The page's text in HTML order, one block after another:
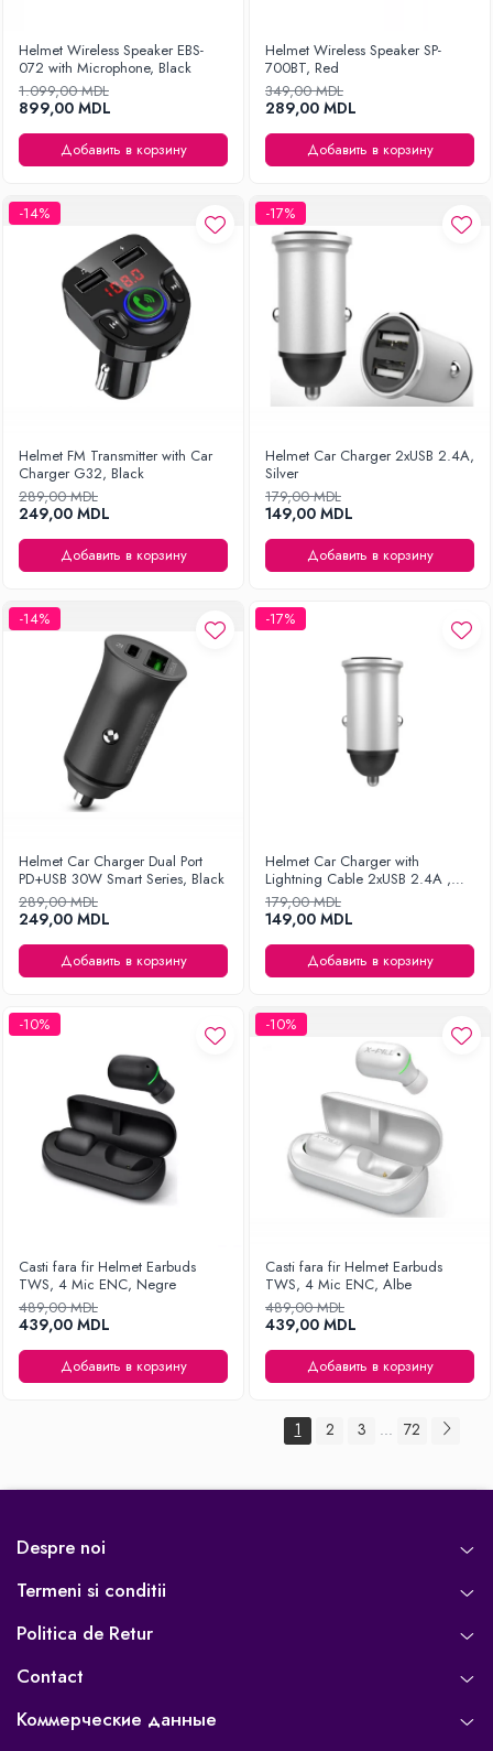
Helmet Wireless Speaker EBS-
072 with Microphone, Black
1.099,00 MDL
899,00 MDL
Добавить в корзину
Helmet Wireless Speaker SP-
700BT, Red
349,00 MDL
289,00 MDL
Добавить в корзину
-14%
Helmet FM Transmitter with Car
Charger G32, Black
289,00 MDL
249,00 MDL
Добавить в корзину
-17%
Helmet Car Charger 2xUSB 2.4A,
Silver
179,00 MDL
149,00 MDL
Добавить в корзину
-14%
Helmet Car Charger Dual Port
PD+USB 30W Smart Series, Black
289,00 MDL
249,00 MDL
Добавить в корзину
-17%
Helmet Car Charger with
Lightning Cable 2xUSB 2.4A ,
Silver
179,00 MDL
149,00 MDL
Добавить в корзину
-10%
Casti fara fir Helmet Earbuds
TWS, 4 Mic ENC, Negre
489,00 MDL
439,00 MDL
Добавить в корзину
-10%
Casti fara fir Helmet Earbuds
TWS, 4 Mic ENC, Albe
489,00 MDL
439,00 MDL
Добавить в корзину
1 2 3 ... 72
Despre noi
Termeni si conditii
Politica de Retur
Contact
Коммерческие данные